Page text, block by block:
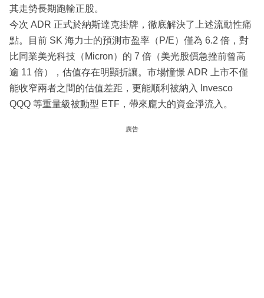
其走勢長期跑輸正股。
今次 ADR 正式於納斯達克掛牌，徹底解決了上述流動性痛
點。目前 SK 海力士的預測市盈率（P/E）僅為 6.2 倍，對
比同業美光科技（Micron）的 7 倍（美光股價急挫前曾高
逾 11 倍），估值存在明顯折讓。市場憧憬 ADR 上市不僅
能收窄兩者之間的估值差距，更能順利被納入 Invesco
QQQ 等重量級被動型 ETF，帶來龐大的資金淨流入。
廣告